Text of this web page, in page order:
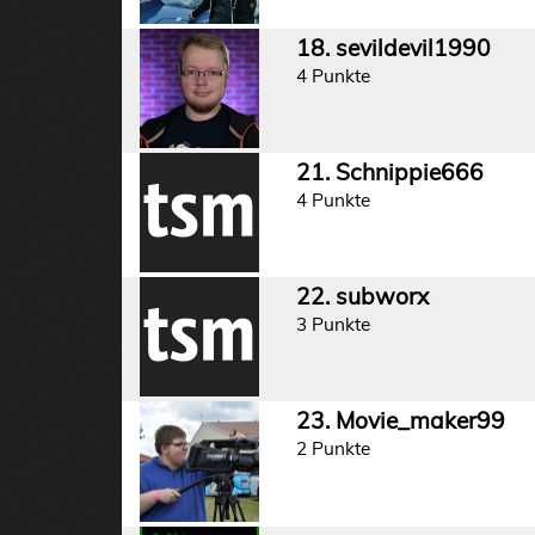
18. sevildevil1990
4 Punkte
21. Schnippie666
4 Punkte
22. subworx
3 Punkte
23. Movie_maker99
2 Punkte